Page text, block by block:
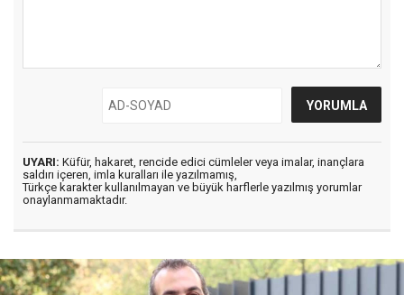
UYARI: Küfür, hakaret, rencide edici cümleler veya imalar, inançlara
saldırı içeren, imla kuralları ile yazılmamış,
Türkçe karakter kullanılmayan ve büyük harflerle yazılmış yorumlar
onaylanmamaktadır.